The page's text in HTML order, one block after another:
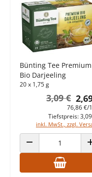
Bünting Tee Premium
Bio Darjeeling
20 x 1,75 g
3,09 €
76,86 €/
inkl. MwSt., zzgl.
Tiefstpreis:
ANZAHL VERRINGERN